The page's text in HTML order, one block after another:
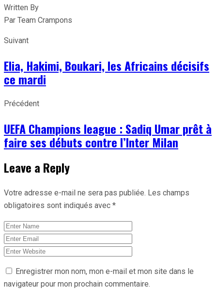
Written By
Par Team Crampons
Suivant
Elia, Hakimi, Boukari, les Africains décisifs
ce mardi
Précédent
UEFA Champions league : Sadiq Umar prêt à
faire ses débuts contre l’Inter Milan
Leave a Reply
Votre adresse e-mail ne sera pas publiée. Les champs
obligatoires sont indiqués avec *
Enregistrer mon nom, mon e-mail et mon site dans le
navigateur pour mon prochain commentaire.